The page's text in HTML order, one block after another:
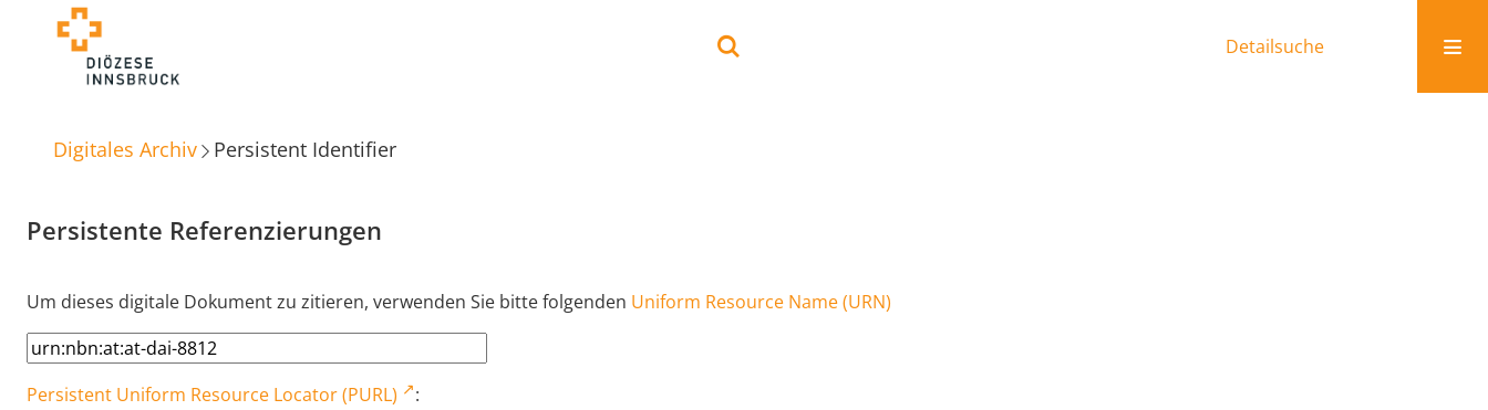
Detailsuche
Digitales Archiv Persistent Identifier
Persistente Referenzierungen
Um dieses digitale Dokument zu zitieren, verwenden Sie bitte folgenden Uniform Resource Name (URN)
Persistent Uniform Resource Locator (PURL) :